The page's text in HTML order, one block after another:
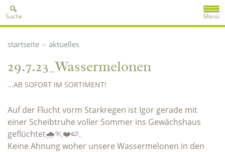
Menü
Suche
startseite » aktuelles
29.7.23_Wassermelonen
...AB SOFORT IM SORTIMENT!
Auf der Flucht vorm Starkregen ist Igor gerade mit
einer Scheibtruhe voller Sommer ins Gewächshaus
geflüchtet🌧️🏃❤️🍉.
Keine Ahnung woher unsere Wassermelonen in den